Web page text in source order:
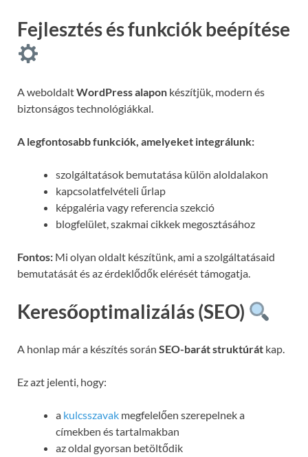
Fejlesztés és funkciók beépítése
A weboldaltWordPress alapon készítjük, modern és
biztonságos technológiákkal.
A legfontosabb funkciók, amelyeket integrálunk:
szolgáltatások bemutatása külön aloldalakon
kapcsolatfelvételi űrlap
képgaléria vagy referencia szekció
blogfelület, szakmai cikkek megosztásához
Fontos: Mi olyan oldalt készítünk, ami a szolgáltatásaid
bemutatását és az érdeklődők elérését támogatja.
Keresőoptimalizálás (SEO)
A honlap már a készítés során SEO-barát struktúrát kap.
Ez azt jelenti, hogy:
a kulcsszavak megfelelően szerepelnek a
címekben és tartalmakban
az oldal gyorsan betöltődik